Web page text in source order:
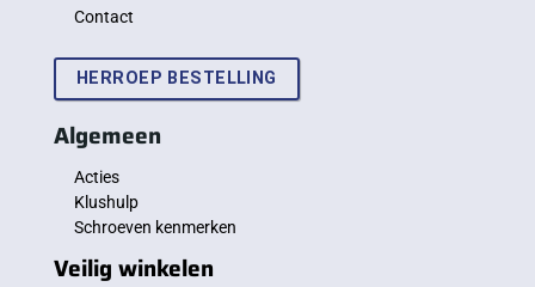
Contact
HERROEP BESTELLING
Algemeen
Acties
Klushulp
Schroeven kenmerken
Veilig winkelen